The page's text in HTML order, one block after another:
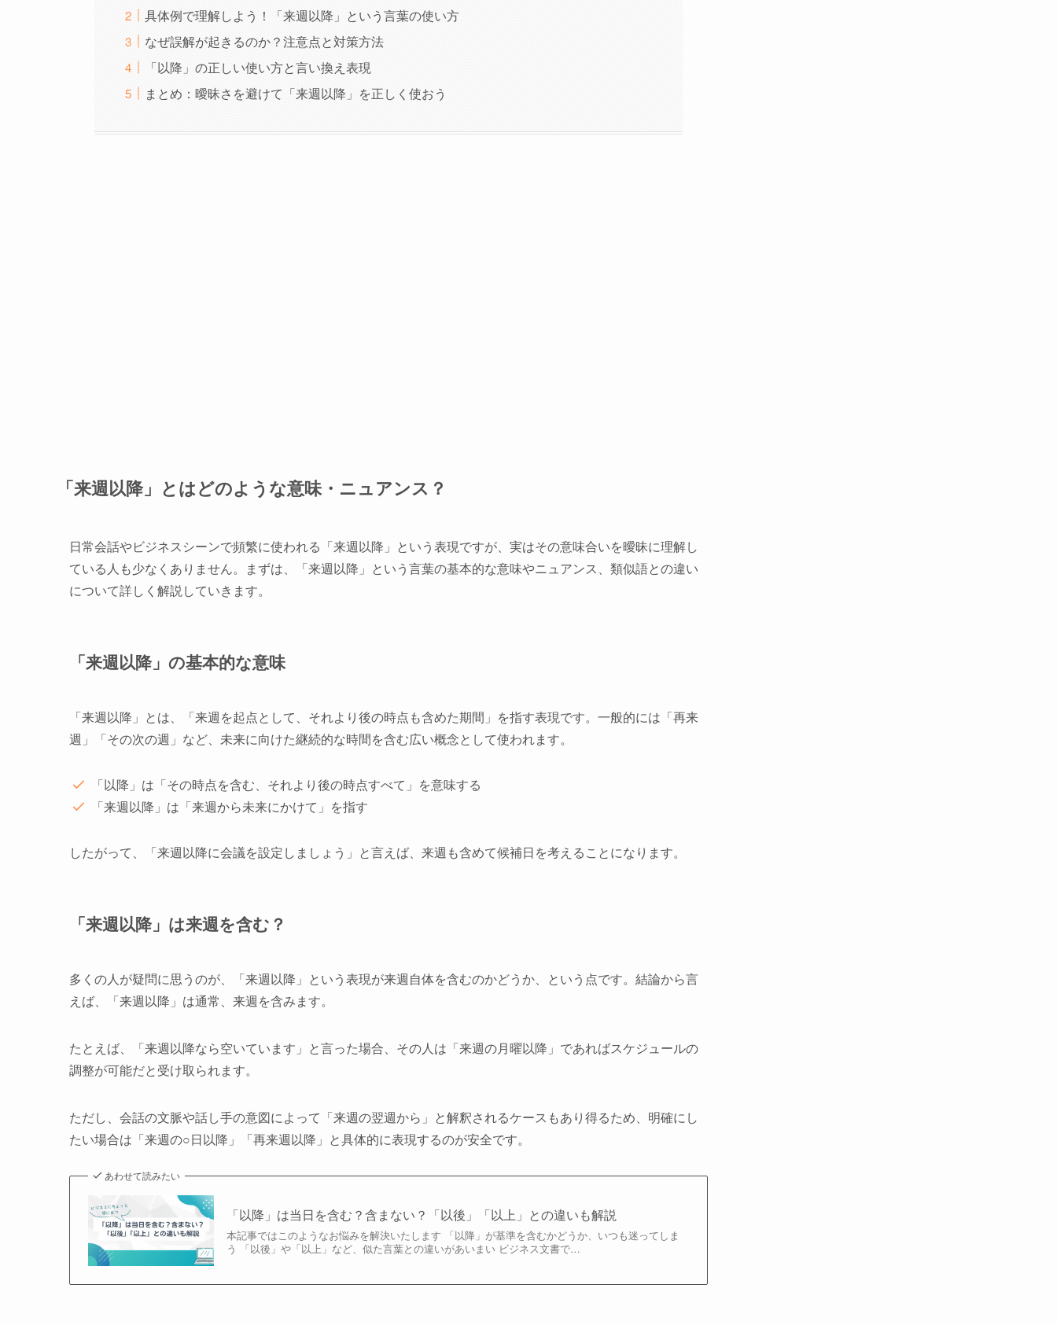
具体例で理解しよう！「来週以降」という言葉の使い方
なぜ誤解が起きるのか？注意点と対策方法
「以降」の正しい使い方と言い換え表現
まとめ：曖昧さを避けて「来週以降」を正しく使おう
「来週以降」とはどのような意味・ニュアンス？
日常会話やビジネスシーンで頻繁に使われる「来週以降」という表現ですが、実はその意味合いを曖昧に理解し
ている人も少なくありません。まずは、「来週以降」という言葉の基本的な意味やニュアンス、類似語との違い
について詳しく解説していきます。
「来週以降」の基本的な意味
「来週以降」とは、「来週を起点として、それより後の時点も含めた期間」を指す表現です。一般的には「再来
週」「その次の週」など、未来に向けた継続的な時間を含む広い概念として使われます。
「以降」は「その時点を含む、それより後の時点すべて」を意味する
「来週以降」は「来週から未来にかけて」を指す
したがって、「来週以降に会議を設定しましょう」と言えば、来週も含めて候補日を考えることになります。
「来週以降」は来週を含む？
多くの人が疑問に思うのが、「来週以降」という表現が来週自体を含むのかどうか、という点です。結論から言
えば、「来週以降」は通常、来週を含みます。
たとえば、「来週以降なら空いています」と言った場合、その人は「来週の月曜以降」であればスケジュールの
調整が可能だと受け取られます。
ただし、会話の文脈や話し手の意図によって「来週の翌週から」と解釈されるケースもあり得るため、明確にし
たい場合は「来週の○日以降」「再来週以降」と具体的に表現するのが安全です。
あわせて読みたい
「以降」は当日を含む？含まない？「以後」「以上」との違いも解説
本記事ではこのようなお悩みを解決いたします 「以降」が基準を含むかどうか、いつも迷ってしま
う 「以後」や「以上」など、似た言葉との違いがあいまい ビジネス文書で…